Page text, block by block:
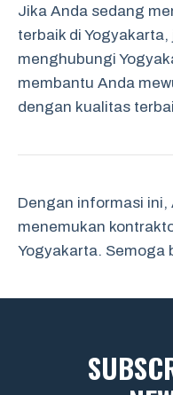
Jika Anda sedang
terbaik di
menghubungi
membantu Anda
dengan kualitas
Dengan informasi ini,
menemukan
Yogyakarta. Semoga